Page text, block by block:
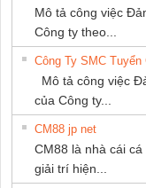
Mô tả công việc
Công ty theo...
Công Ty SMC Tuyển
Mô tả công việc
của Công ty...
CM88 jp net
CM88 là nhà cái
giải trí hiện...